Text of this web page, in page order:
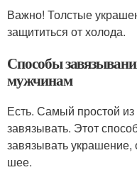
Важно! Толстые
защититься от холода.
Способы
мужчинам
Есть. Самый простой из
завязывать. Этот
завязывать украшение,
шее.